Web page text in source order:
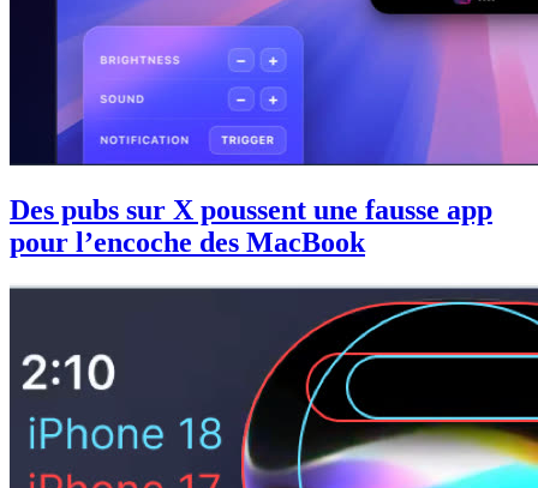
Des pubs sur X poussent une fausse app
pour l’encoche des MacBook